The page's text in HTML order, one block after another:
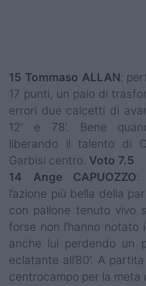
15 Tommaso ALLAN:
17 punti, un paio di
errori due calcetti di
12’ e 78’. Bene
liberando il talento di
Garbisi centro. Voto 7.5
14 Ange CAPUOZZO:
l’azione più bella della
con pallone tenuto vivo
forse non l’hanno notato
anche lui perdendo un
eclatante all’80’. A
centrocampo per la meta